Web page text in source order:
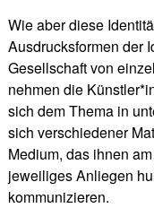
Wie aber diese
Ausdrucksformen der
Gesellschaft von
nehmen die
sich dem Thema in
sich verschiedener
Medium, das ihnen
jeweiliges Anliegen
kommunizieren.